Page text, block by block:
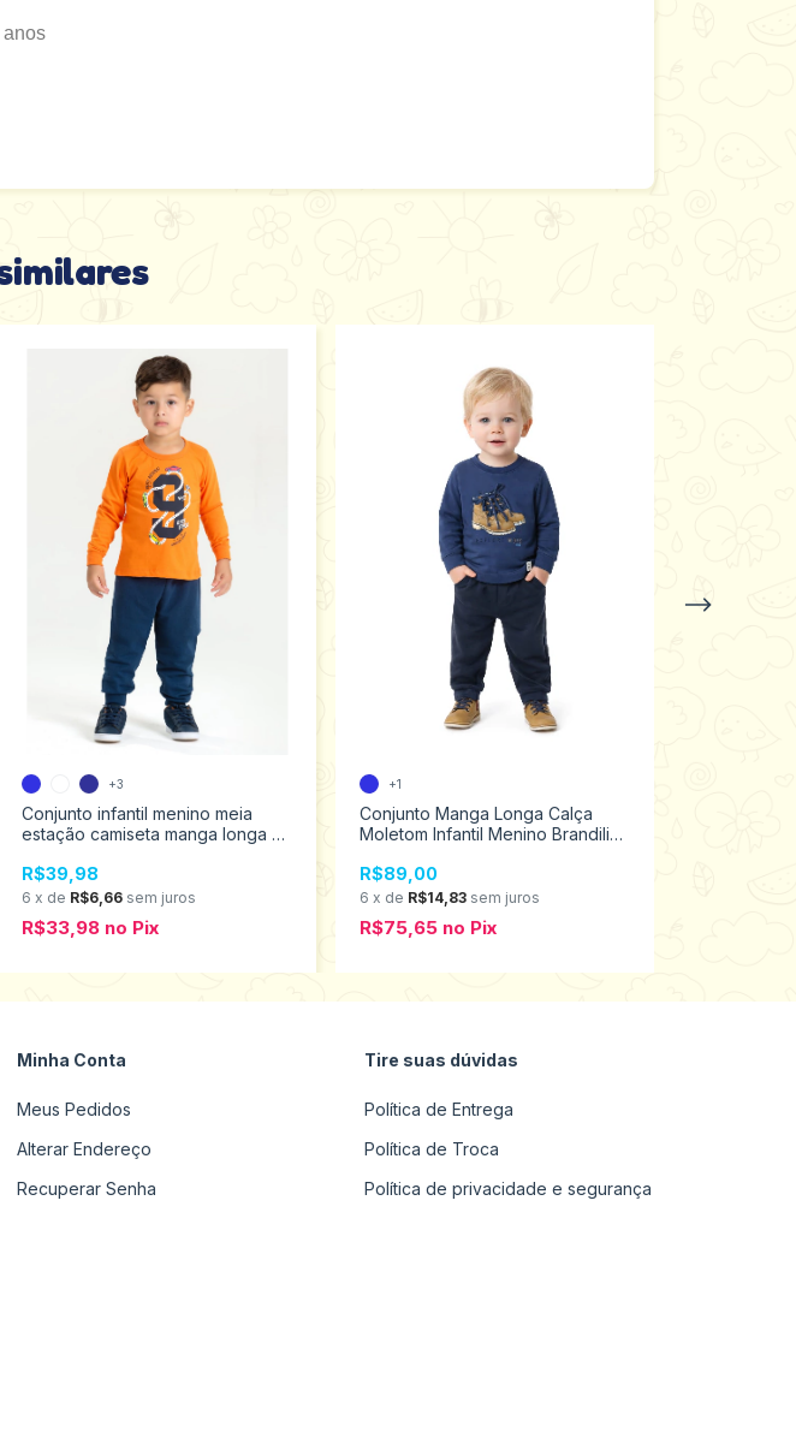
anos
Conjunto infantil menino meia
estação camiseta manga longa e
tamanho 1 ao 8 766
R$39,98
6 x de R$6,66 sem juros
R$33,98 no Pix
+3
Conjunto Manga Longa Calça
Moletom Infantil Menino Brandili
R$89,00
6 x de R$14,83 sem juros
R$75,65 no Pix
+1
Minha Conta
Meus Pedidos
Alterar Endereço
Recuperar Senha
Tire suas dúvidas
Política de Entrega
Política de Troca
Política de privacidade e segurança